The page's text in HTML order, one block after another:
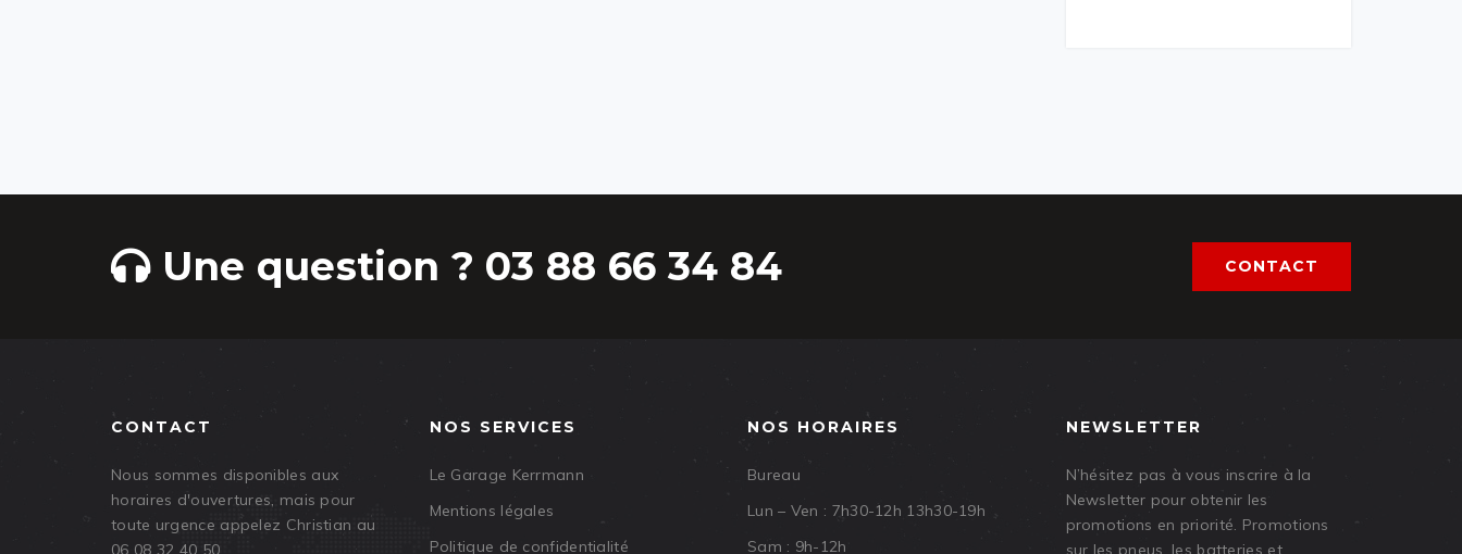
Une question ? 03 88 66 34 84 CONTACT
CONTACT
Nous sommes disponibles aux
horaires d'ouvertures, mais pour
toute urgence appelez Christian au
06 08 32 40 50
NOS SERVICES
Le Garage Kerrmann
Mentions légales
Politique de confidentialité
NOS HORAIRES
Bureau
Lun – Ven : 7h30-12h 13h30-19h
Sam : 9h-12h
NEWSLETTER
N’hésitez pas à vous inscrire à la
Newsletter pour obtenir les
promotions en priorité. Promotions
sur les pneus, les batteries et